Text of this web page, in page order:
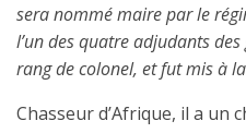
sera nommé maire par le
l’un des quatre adjudants
rang de colonel, et fut mis à
Chasseur d’Afrique, il a un